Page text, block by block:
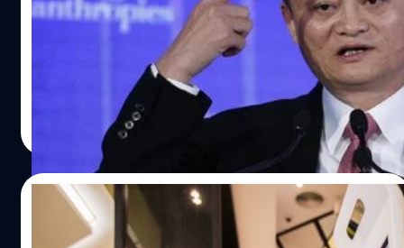
เมื่อพูดถึงระบบการศึกษานั้นก็มีการถกเถียงกันอย่างมากกับเท
รนด์ที่เปลี่ยนไปโดยเฉพาะกับเด็กตั้งแต่เจนวายเป็นต้นมา
ประกอบกับการเติบโตขึ้นอย่างเรวเร็วของเทคโนโลยีปัญญา
ประดิษฐ์ (AI) ที่มีศักยภาพสูงขึ้นเรื่อย ๆ จนเริ่มเข้ามาทดแทน
แรงงานมนุษย์ในหลาย ๆ ส่วนได้แล้ว และเมื่อแจ็ค หม่า นัก
ธุรกิจคนดังเจ้าของ Alibaba พิจารณาระบบการศึกษาในโลก
ปัจจุบันแล้ว อดเป็นห่วงไม่ได้ว่าจะเป็นสาเหตุสำคัญที่ทำให้
บัณฑิตจบออกมาแล้วต้องหันมาประกอบอาชีพวิจัยฝุ่นเป็น
หลัก 'ตลอด 200 ปีหลังมานี้ อุตสาหกรรมเป็นสิ่งที่สร้างอาชีพ
แต่ทุกวันนี้มันมี AI มีหุ่นยนต์เข้ามาแล้ว นั่นทำให้อุตสาหกรรม
จะไม่ใช่แหล่งสร้างอาชีพอีกต่อไป' แจ็ค หม่า กล่าวปราศรัย
ณัฐพันธ์ ส่งวิรุฬห์| 3113 days ago
02/09/2017
สังคมไร้เงินสด! KFC จีนจ่ายเงินสั่งอาหารด้วย